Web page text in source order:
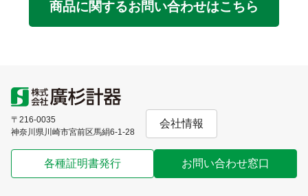
商品に関するお問い合わせはこちら
〒216-0035
神奈川県川崎市宮前区馬絹6-1-28
会社情報
各種証明書発行 お問い合わせ窓口